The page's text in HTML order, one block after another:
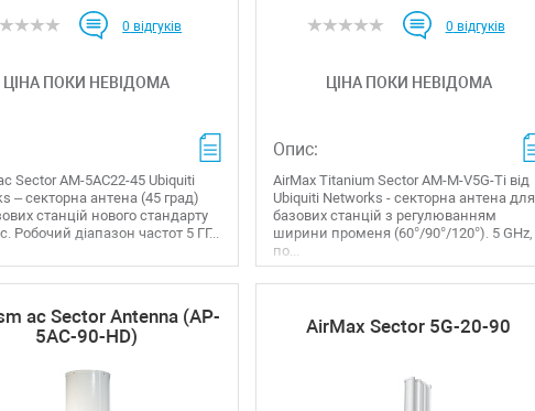
0 відгуків
ЦІНА ПОКИ НЕВІДОМА
Sector AM-5AC22-45 Ubiquiti
– секторна антена (45 град)
станцій нового стандарту
Робочий діапазон частот 5 ГГ...
0 відгуків
ЦІНА ПОКИ НЕВІДОМА
Опис:
AirMax Titanium Sector AM-M-V5G-Ti від
Ubiquiti Networks - секторна антена для
базових станцій з регулюванням
ширини променя (60°/90°/120°). 5 GHz,
по...
ac Sector Antenna (AP-
5AC-90-HD)
AirMax Sector 5G-20-90